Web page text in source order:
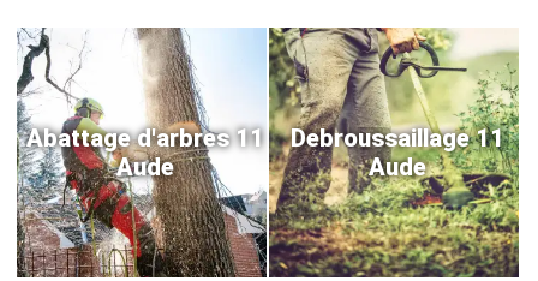
Abattage d'arbres 11
Aude
Debroussaillage 11
Aude